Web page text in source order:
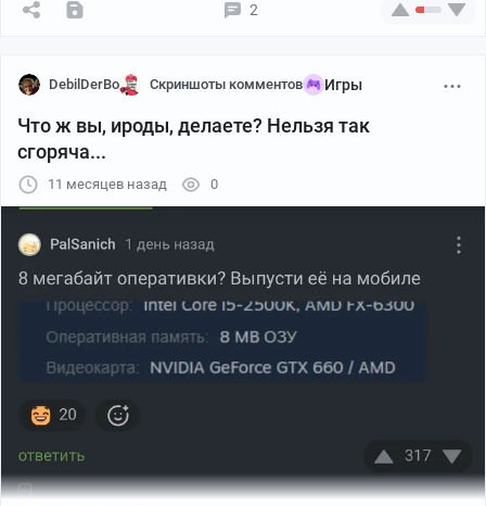
2
DebilDerBo Скриншоты комментов Игры
Что ж вы, ироды, делаете? Нельзя так
сгоряча...
11 месяцев назад 0